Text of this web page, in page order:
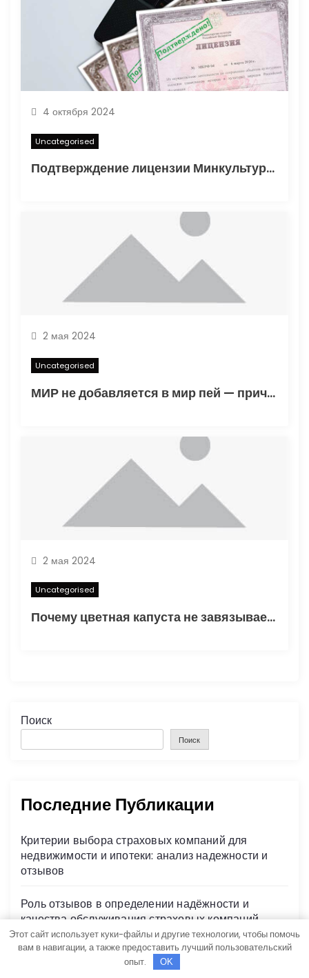
м
4 октября 2024
Uncategorised
Подтверждение лицензии Минкультуры: Важные аспекты и процесс получения
2 мая 2024
Uncategorised
МИР не добавляется в мир пей — причины и решения
2 мая 2024
Uncategorised
Почему цветная капуста не завязывает в открытом грунте — основные факторы и способы решения проблемы
Поиск
Поиск
Последние Публикации
Критерии выбора страховых компаний для
недвижимости и ипотеки: анализ надежности и
отзывов
Роль отзывов в определении надёжности и
качества обслуживания страховых компаний
Классификация гель-лаков, особенности состава
Этот сайт использует куки-файлы и другие технологии, чтобы помочь
вам в навигации, а также предоставить лучший пользовательский
опыт.
OK